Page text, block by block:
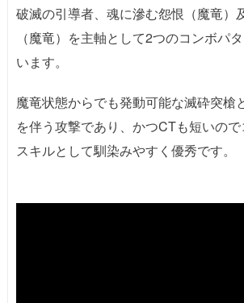
破滅の引導者、魂に滲む怨恨（魔竜）
（魔竜）を主軸として2つのコンボパ
います。
魔竜状態からでも発動可能な滅砕突槍
を伴う攻撃であり、かつCTも短いの
スキルとして馴染みやすく優秀です。